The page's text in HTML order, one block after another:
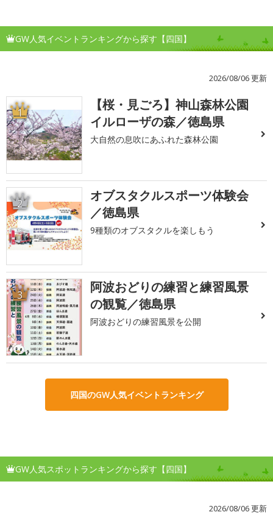
GW人気イベントランキングから探す【四国】
2026/08/06 更新
1
【桜・見ごろ】神山森林公園
イルローザの森／徳島県
大自然の息吹にあふれた森林公園
2
オブスタクルスポーツ体験会
／徳島県
9種類のオブスタクルを楽しもう
3
阿波おどりの練習と練習風景
の観覧／徳島県
阿波おどりの練習風景を公開
四国のGW人気イベントランキング
GW人気スポットランキングから探す【四国】
2026/08/06 更新